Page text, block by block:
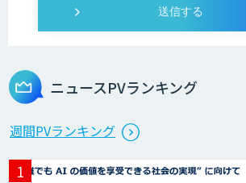
ニュースPVランキング
週間PVランキング